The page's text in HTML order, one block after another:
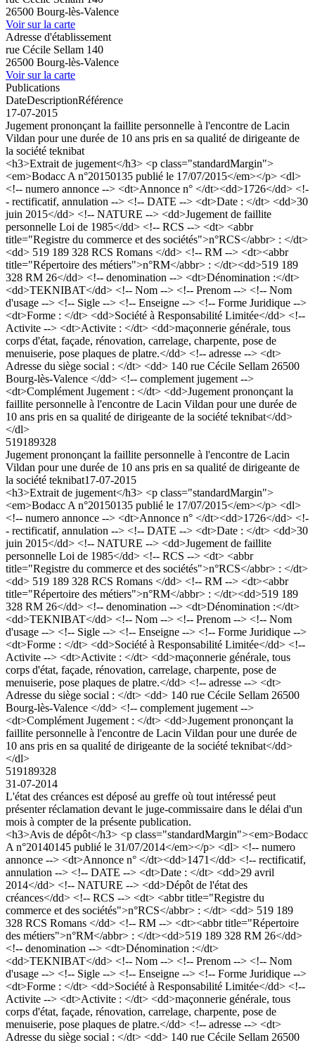
26500 Bourg-lès-Valence
Voir sur la carte
Adresse d'établissement
rue Cécile Sellam 140
26500 Bourg-lès-Valence
Voir sur la carte
Publications
DateDescriptionRéférence
17-07-2015
Jugement prononçant la faillite personnelle à l'encontre de Lacin
Vildan pour une durée de 10 ans pris en sa qualité de dirigeante de
la société teknibat
<h3>Extrait de jugement</h3> <p class="standardMargin">
<em>Bodacc A n°20150135 publié le 17/07/2015</em></p> <dl>
<!-- numero annonce --> <dt>Annonce n° </dt><dd>1726</dd> <!-
- rectificatif, annulation --> <!-- DATE --> <dt>Date : </dt> <dd>30
juin 2015</dd> <!-- NATURE --> <dd>Jugement de faillite
personnelle Loi de 1985</dd> <!-- RCS --> <dt> <abbr
title="Registre du commerce et des sociétés">n°RCS</abbr> : </dt>
<dd> 519 189 328 RCS Romans </dd> <!-- RM --> <dt><abbr
title="Répertoire des métiers">n°RM</abbr> : </dt><dd>519 189
328 RM 26</dd> <!-- denomination --> <dt>Dénomination :</dt>
<dd>TEKNIBAT</dd> <!-- Nom --> <!-- Prenom --> <!-- Nom
d'usage --> <!-- Sigle --> <!-- Enseigne --> <!-- Forme Juridique -->
<dt>Forme : </dt> <dd>Société à Responsabilité Limitée</dd> <!--
Activite --> <dt>Activite : </dt> <dd>maçonnerie générale, tous
corps d'état, façade, rénovation, carrelage, charpente, pose de
menuiserie, pose plaques de platre.</dd> <!-- adresse --> <dt>
Adresse du siège social : </dt> <dd> 140 rue Cécile Sellam 26500
Bourg-lès-Valence </dd> <!-- complement jugement -->
<dt>Complément Jugement : </dt> <dd>Jugement prononçant la
faillite personnelle à l'encontre de Lacin Vildan pour une durée de
10 ans pris en sa qualité de dirigeante de la société teknibat</dd>
</dl>
519189328
Jugement prononçant la faillite personnelle à l'encontre de Lacin
Vildan pour une durée de 10 ans pris en sa qualité de dirigeante de
la société teknibat17-07-2015
<h3>Extrait de jugement</h3> <p class="standardMargin">
<em>Bodacc A n°20150135 publié le 17/07/2015</em></p> <dl>
<!-- numero annonce --> <dt>Annonce n° </dt><dd>1726</dd> <!-
- rectificatif, annulation --> <!-- DATE --> <dt>Date : </dt> <dd>30
juin 2015</dd> <!-- NATURE --> <dd>Jugement de faillite
personnelle Loi de 1985</dd> <!-- RCS --> <dt> <abbr
title="Registre du commerce et des sociétés">n°RCS</abbr> : </dt>
<dd> 519 189 328 RCS Romans </dd> <!-- RM --> <dt><abbr
title="Répertoire des métiers">n°RM</abbr> : </dt><dd>519 189
328 RM 26</dd> <!-- denomination --> <dt>Dénomination :</dt>
<dd>TEKNIBAT</dd> <!-- Nom --> <!-- Prenom --> <!-- Nom
d'usage --> <!-- Sigle --> <!-- Enseigne --> <!-- Forme Juridique -->
<dt>Forme : </dt> <dd>Société à Responsabilité Limitée</dd> <!--
Activite --> <dt>Activite : </dt> <dd>maçonnerie générale, tous
corps d'état, façade, rénovation, carrelage, charpente, pose de
menuiserie, pose plaques de platre.</dd> <!-- adresse --> <dt>
Adresse du siège social : </dt> <dd> 140 rue Cécile Sellam 26500
Bourg-lès-Valence </dd> <!-- complement jugement -->
<dt>Complément Jugement : </dt> <dd>Jugement prononçant la
faillite personnelle à l'encontre de Lacin Vildan pour une durée de
10 ans pris en sa qualité de dirigeante de la société teknibat</dd>
</dl>
519189328
31-07-2014
L'état des créances est déposé au greffe où tout intéressé peut
présenter réclamation devant le juge-commissaire dans le délai d'un
mois à compter de la présente publication.
<h3>Avis de dépôt</h3> <p class="standardMargin"><em>Bodacc
A n°20140145 publié le 31/07/2014</em></p> <dl> <!-- numero
annonce --> <dt>Annonce n° </dt><dd>1471</dd> <!-- rectificatif,
annulation --> <!-- DATE --> <dt>Date : </dt> <dd>29 avril
2014</dd> <!-- NATURE --> <dd>Dépôt de l'état des
créances</dd> <!-- RCS --> <dt> <abbr title="Registre du
commerce et des sociétés">n°RCS</abbr> : </dt> <dd> 519 189
328 RCS Romans </dd> <!-- RM --> <dt><abbr title="Répertoire
des métiers">n°RM</abbr> : </dt><dd>519 189 328 RM 26</dd>
<!-- denomination --> <dt>Dénomination :</dt>
<dd>TEKNIBAT</dd> <!-- Nom --> <!-- Prenom --> <!-- Nom
d'usage --> <!-- Sigle --> <!-- Enseigne --> <!-- Forme Juridique -->
<dt>Forme : </dt> <dd>Société à Responsabilité Limitée</dd> <!--
Activite --> <dt>Activite : </dt> <dd>maçonnerie générale, tous
corps d'état, façade, rénovation, carrelage, charpente, pose de
menuiserie, pose plaques de platre.</dd> <!-- adresse --> <dt>
Adresse du siège social : </dt> <dd> 140 rue Cécile Sellam 26500